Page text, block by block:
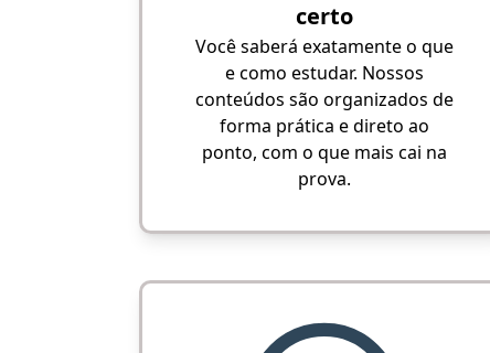
certo
Você saberá exatamente o que
e como estudar. Nossos
conteúdos são organizados de
forma prática e direto ao
ponto, com o que mais cai na
prova.